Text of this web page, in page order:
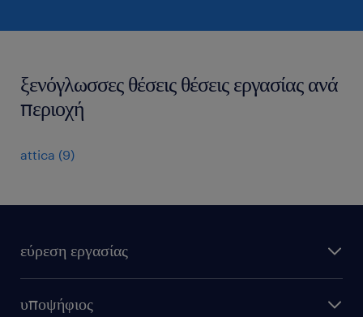
ξενόγλωσσες θέσεις θέσεις εργασίας ανά
περιοχή
attica (9)
εύρεση εργασίας
υποψήφιος